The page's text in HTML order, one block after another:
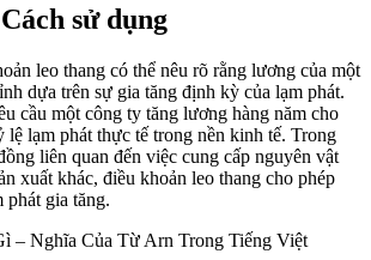
sử dụng
leo thang có thể nêu rõ rằng lương của một
dựa trên sự gia tăng định kỳ của lạm phát.
cầu một công ty tăng lương hàng năm cho
lệ lạm phát thực tế trong nền kinh tế. Trong
liên quan đến việc cung cấp nguyên vật
xuất khác, điều khoản leo thang cho phép
phát gia tăng.
– Nghĩa Của Từ Arn Trong Tiếng Việt